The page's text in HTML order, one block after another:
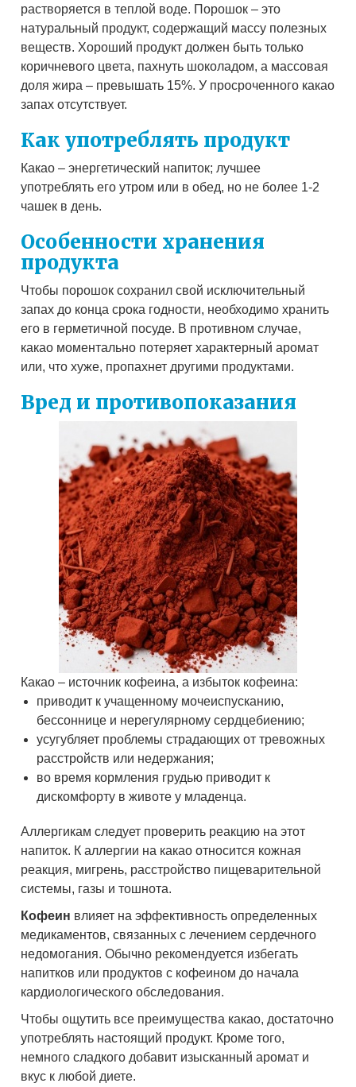
растворяется в теплой воде. Порошок – это
натуральный продукт, содержащий массу полезных
веществ. Хороший продукт должен быть только
коричневого цвета, пахнуть шоколадом, а массовая
доля жира – превышать 15%. У просроченного какао
запах отсутствует.
Как употреблять продукт
Какао – энергетический напиток; лучшее
употреблять его утром или в обед, но не более 1-2
чашек в день.
Особенности хранения
продукта
Чтобы порошок сохранил свой исключительный
запах до конца срока годности, необходимо хранить
его в герметичной посуде. В противном случае,
какао моментально потеряет характерный аромат
или, что хуже, пропахнет другими продуктами.
Вред и противопоказания
Какао – источник кофеина, а избыток кофеина:
приводит к учащенному мочеиспусканию,
бессоннице и нерегулярному сердцебиению;
усугубляет проблемы страдающих от тревожных
расстройств или недержания;
во время кормления грудью приводит к
дискомфорту в животе у младенца.
Аллергикам следует проверить реакцию на этот
напиток. К аллергии на какао относится кожная
реакция, мигрень, расстройство пищеварительной
системы, газы и тошнота.
Кофеин влияет на эффективность определенных
медикаментов, связанных с лечением сердечного
недомогания. Обычно рекомендуется избегать
напитков или продуктов с кофеином до начала
кардиологического обследования.
Чтобы ощутить все преимущества какао, достаточно
употреблять настоящий продукт. Кроме того,
немного сладкого добавит изысканный аромат и
вкус к любой диете.